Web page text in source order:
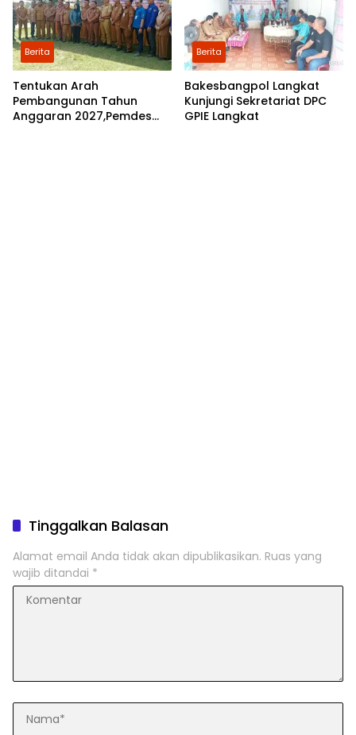
Berita
Tentukan Arah
Pembangunan Tahun
Anggaran 2027,Pemdes
Berita
Bakesbangpol Langkat
Kunjungi Sekretariat DPC
GPIE Langkat
Tinggalkan Balasan
Alamat email Anda tidak akan dipublikasikan. Ruas yang
wajib ditandai *